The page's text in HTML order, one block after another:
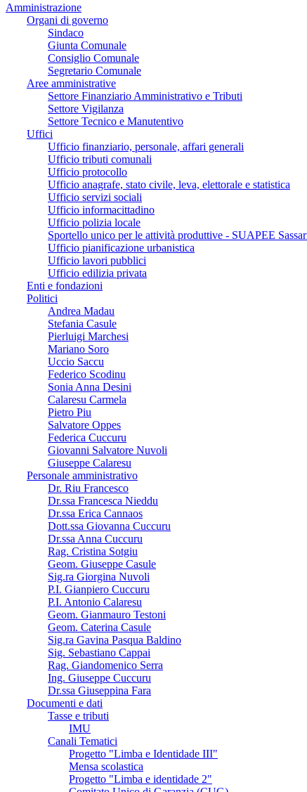
Amministrazione
Organi di governo
Sindaco
Giunta Comunale
Consiglio Comunale
Segretario Comunale
Aree amministrative
Settore Finanziario Amministrativo e Tributi
Settore Vigilanza
Settore Tecnico e Manutentivo
Uffici
Ufficio finanziario, personale, affari generali
Ufficio tributi comunali
Ufficio protocollo
Ufficio anagrafe, stato civile, leva, elettorale e statistica
Ufficio servizi sociali
Ufficio informacittadino
Ufficio polizia locale
Sportello unico per le attività produttive - SUAPEE
Ufficio pianificazione urbanistica
Ufficio lavori pubblici
Ufficio edilizia privata
Enti e fondazioni
Politici
Andrea Madau
Stefania Casule
Pierluigi Marchesi
Mariano Soro
Uccio Saccu
Federico Scodinu
Sonia Anna Desini
Calaresu Carmela
Pietro Piu
Salvatore Oppes
Federica Cuccuru
Giovanni Salvatore Nuvoli
Giuseppe Calaresu
Personale amministrativo
Dr. Riu Francesco
Dr.ssa Francesca Nieddu
Dr.ssa Erica Cannaos
Dott.ssa Giovanna Cuccuru
Dr.ssa Anna Cuccuru
Rag. Cristina Sotgiu
Geom. Giuseppe Casule
Sig.ra Giorgina Nuvoli
P.I. Gianpiero Cuccuru
P.I. Antonio Calaresu
Geom. Gianmauro Testoni
Geom. Caterina Casule
Sig.ra Gavina Pasqua Baldino
Sig. Sebastiano Cappai
Rag. Giandomenico Serra
Ing. Giuseppe Cuccuru
Dr.ssa Giuseppina Fara
Documenti e dati
Tasse e tributi
IMU
Canali Tematici
Progetto "Limba e Identidade III"
Mensa scolastica
Progetto "Limba e identidade 2"